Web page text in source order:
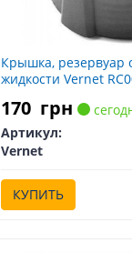
Крышка,
жидкости Vernet
170 грн
Артикул:
Vernet
КУПИТЬ